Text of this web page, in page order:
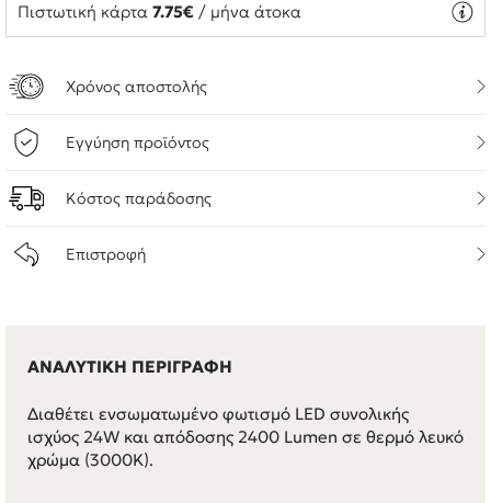
Πιστωτική κάρτα 7.75€ / μήνα άτοκα
Χρόνος αποστολής
Εγγύηση προϊόντος
Κόστος παράδοσης
Επιστροφή
ΑΝΑΛΥΤΙΚΗ ΠΕΡΙΓΡΑΦΗ
Διαθέτει ενσωματωμένο φωτισμό LED συνολικής
ισχύος 24W και απόδοσης 2400 Lumen σε θερμό λευκό
χρώμα (3000K).